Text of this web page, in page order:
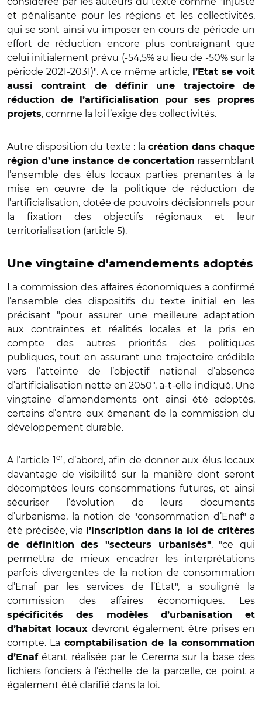
et pénalisante pour les régions et les collectivités,
qui se sont ainsi vu imposer en cours de période un
effort de réduction encore plus contraignant que
celui initialement prévu (-54,5% au lieu de -50% sur la
période 2021-2031)". A ce même article,
l’Etat se voit
aussi contraint de définir une trajectoire de
réduction de l’artificialisation pour ses propres
projets, comme la loi l’exige des collectivités.
Autre disposition du texte : la création dans chaque
région d’une instance de concertation rassemblant
l’ensemble des élus locaux parties prenantes à la
mise en œuvre de la politique de réduction de
l’artificialisation, dotée de pouvoirs décisionnels pour
la fixation des objectifs régionaux et leur
territorialisation (article 5).
Une vingtaine d'amendements adoptés
La commission des affaires économiques a confirmé
l’ensemble des dispositifs du texte initial en les
précisant "pour assurer une meilleure adaptation
aux contraintes et réalités locales et la pris en
compte des autres priorités des politiques
publiques, tout en assurant une trajectoire crédible
vers l’atteinte de l’objectif national d’absence
d’artificialisation nette en 2050", a-t-elle indiqué. Une
vingtaine d’amendements ont ainsi été adoptés,
certains d’entre eux émanant de la commission du
développement durable.
A l’article 1er, d’abord, afin de donner aux élus locaux
davantage de visibilité sur la manière dont seront
décomptées leurs consommations futures, et ainsi
sécuriser l’évolution de leurs documents
d’urbanisme, la notion de "consommation d’Enaf" a
été précisée, via
l’inscription dans la loi de critères
de définition des "secteurs urbanisés", "ce qui
permettra de mieux encadrer les interprétations
parfois divergentes de la notion de consommation
d’Enaf par les services de l’État", a souligné la
commission des affaires économiques. Les
spécificités des modèles d’urbanisation et
d’habitat locaux devront également être prises en
compte. La comptabilisation de la consommation
d’Enafétant réalisée par le Cerema sur la base des
fichiers fonciers à l’échelle de la parcelle, ce point a
également été clarifié dans la loi.